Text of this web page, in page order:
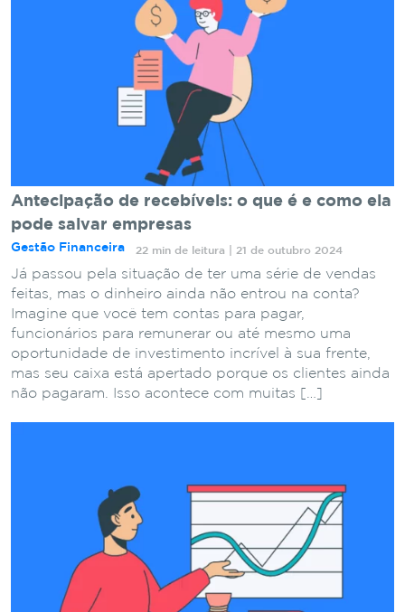
Antecipação de recebíveis: o que é e como ela
pode salvar empresas
Gestão Financeira 22 min de leitura | 21 de outubro 2024
Já passou pela situação de ter uma série de vendas
feitas, mas o dinheiro ainda não entrou na conta?
Imagine que você tem contas para pagar,
funcionários para remunerar ou até mesmo uma
oportunidade de investimento incrível à sua frente,
mas seu caixa está apertado porque os clientes ainda
não pagaram. Isso acontece com muitas […]